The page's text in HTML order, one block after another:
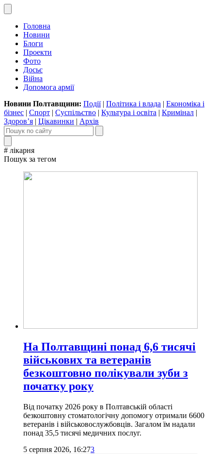
Головна
Новини
Блоги
Проекти
Фото
Досьє
Війна
Допомога армії
Новини Полтавщини: Події| Політика і влада | Економіка і
бізнес | Спорт | Суспільство | Культура і освіта | Кримінал |
Здоров’я | Цікавинки | Архів
# лікарня
Пошук за тегом
На Полтавщині понад 6,6 тисячі
військових та ветеранів
безкоштовно полікували зуби з
початку року
Від початку 2026 року в Полтавській області
безкоштовну стоматологічну допомогу отримали 6600
ветеранів і військовослужбовців. Загалом їм надали
понад 35,5 тисячі медичних послуг.
5 серпня 2026, 16:273